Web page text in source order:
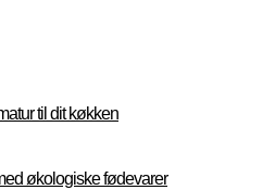
til dit køkken
økologiske fødevarer